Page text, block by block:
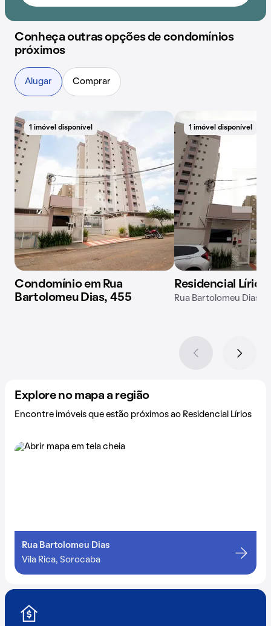
Conheça outras opções de condomínios
próximos
Alugar Comprar
1 imóvel disponível
Condomínio em Rua
Bartolomeu Dias, 455
1 imóvel disponível
Residencial Lírios
Rua Bartolomeu Dias,
Explore no mapa a região
Encontre imóveis que estão próximos ao Residencial Lírios
Rua Bartolomeu Dias
Vila Rica, Sorocaba